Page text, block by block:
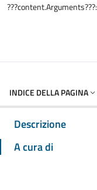
???content.Arguments???:
INDICE DELLA PAGINA
Descrizione
A cura di